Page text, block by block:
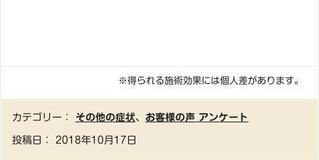
※得られる施術効果には個人差があります。
カテゴリー： その他の症状、 お客様の声 アンケート
投稿日： 2018年10月17日